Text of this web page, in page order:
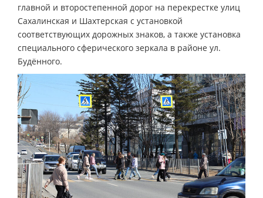
главной и второстепенной дорог на перекрестке улиц
Сахалинская и Шахтерская с установкой
соответствующих дорожных знаков, а также установка
специального сферического зеркала в районе ул.
Будённого.